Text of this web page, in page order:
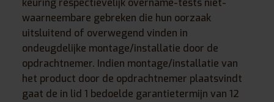
keuring respectievelijk overname-tests niet-
waarneembare gebreken die hun oorzaak
uitsluitend of overwegend vinden in
ondeugdelijke montage/installatie door de
opdrachtnemer. Indien montage/installatie van
het product door de opdrachtnemer plaatsvindt
gaat de in lid 1 bedoelde garantietermijn van 12